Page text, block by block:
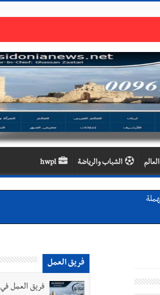
الشباب والرياضة hwpl
فريق العمل
فريق العمل